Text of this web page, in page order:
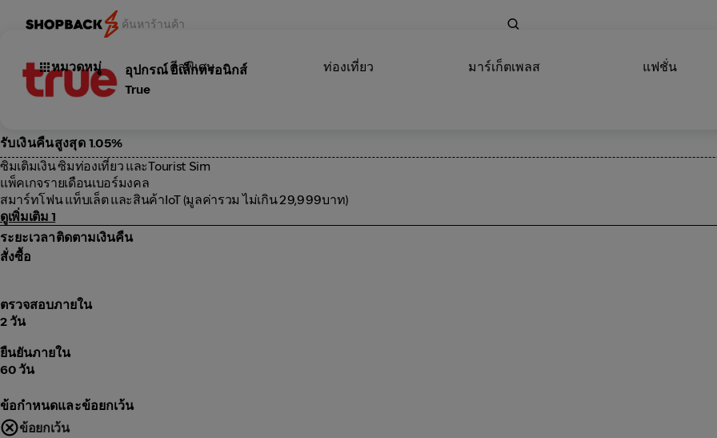
หมวดหมู่ ดีลพิเศษ ท่องเที่ยว มาร์เก็ตเพลส แฟชั่น
อุปกรณ์ อิเล็กทรอนิกส์
True
รับเงินคืนสูงสุด 1.05%
ซิมเติมเงิน ซิมท่องเที่ยว และTourist Sim
แพ็คเกจรายเดือนเบอร์มงคล
สมาร์ทโฟน แท็บเล็ต และสินค้าIoT (มูลค่ารวม ไม่เกิน 29,999บาท)
ดูเพิ่มเติม 1
ระยะเวลาติดตามเงินคืน
สั่งซื้อ
ตรวจสอบภายใน
2 วัน
ยืนยันภายใน
60 วัน
ข้อกำหนดและข้อยกเว้น
ข้อยกเว้น